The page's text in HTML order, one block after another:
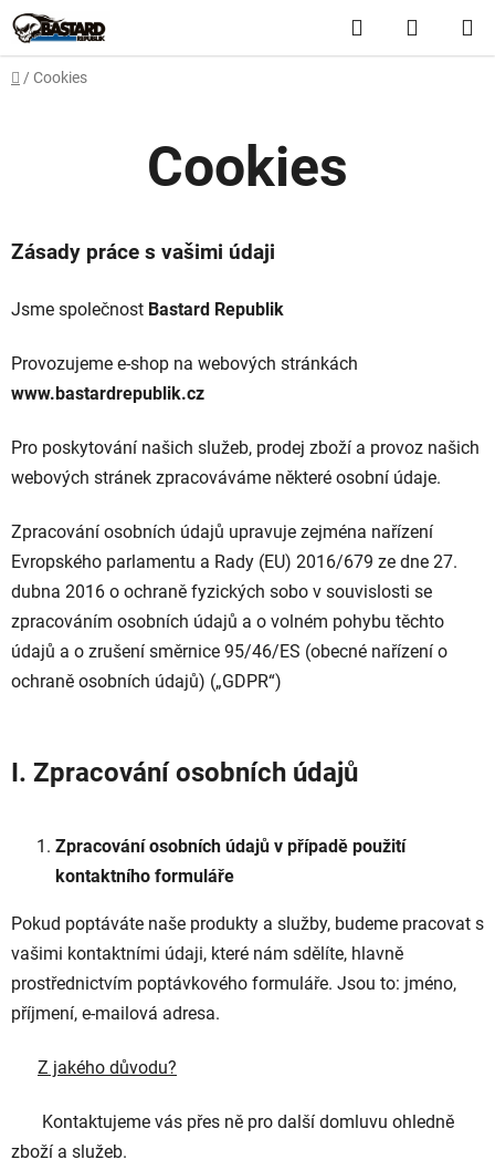
Přejít
na
obsah
Hledat
KOŠÍK
Domů
/ Cookies
Cookies
Zásady práce s vašimi údaji
Jsme společnost Bastard Republik
Provozujeme e-shop na webových stránkách
www.bastardrepublik.cz
Pro poskytování našich služeb, prodej zboží a provoz našich
webových stránek zpracováváme některé osobní údaje.
Zpracování osobních údajů upravuje zejména nařízení
Evropského parlamentu a Rady (EU) 2016/679 ze dne 27.
dubna 2016 o ochraně fyzických sobo v souvislosti se
zpracováním osobních údajů a o volném pohybu těchto
údajů a o zrušení směrnice 95/46/ES (obecné nařízení o
ochraně osobních údajů) („GDPR“)
I. Zpracování osobních údajů
Zpracování osobních údajů v případě použití
kontaktního formuláře
Pokud poptáváte naše produkty a služby, budeme pracovat s
vašimi kontaktními údaji, které nám sdělíte, hlavně
prostřednictvím poptávkového formuláře. Jsou to: jméno,
příjmení, e-mailová adresa.
Z jakého důvodu?
Kontaktujeme vás přes ně pro další domluvu ohledně
zboží a služeb.